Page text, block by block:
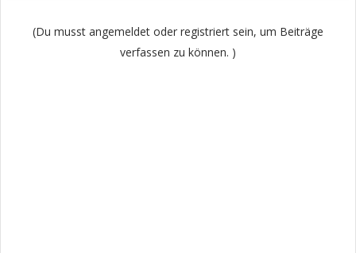
(Du musst angemeldet oder registriert sein, um Beiträge
verfassen zu können. )